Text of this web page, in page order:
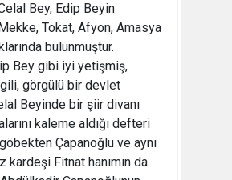
Bey, Edip Beyin
Tokat, Afyon, Amasya
bulunmuştur.
Bey gibi iyi yetişmiş,
görgülü bir devlet
Beyinde bir şiir divanı
kaleme aldığı defteri
Çapanoğlu ve aynı
kardeşi Fitnat hanımın da